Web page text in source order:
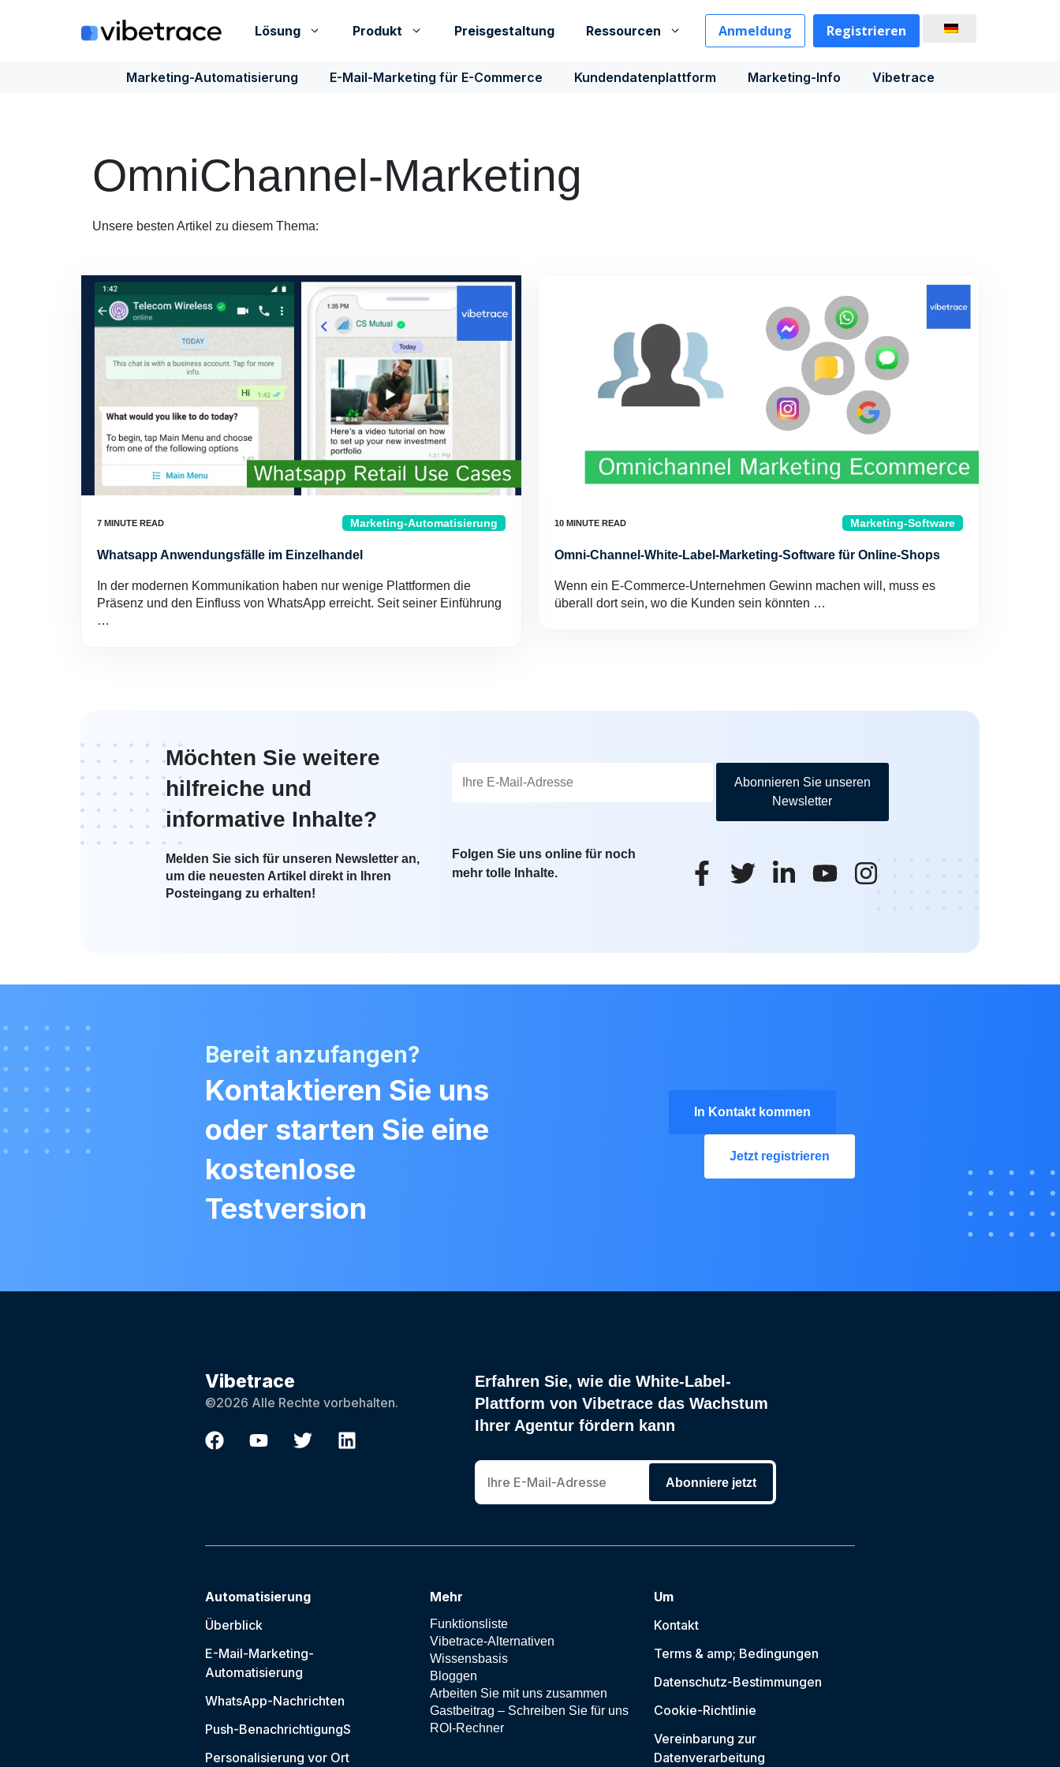
Lösung Produkt Preisgestaltung Ressourcen Anmeldung Registrieren
Marketing-Automatisierung E-Mail-Marketing für E-Commerce Kundendatenplattform Marketing-Info Vibetrace
OmniChannel-Marketing
Unsere besten Artikel zu diesem Thema:
Marketing-Automatisierung
Whatsapp Anwendungsfälle im Einzelhandel
In der modernen Kommunikation haben nur wenige Plattformen die
Präsenz und den Einfluss von WhatsApp erreicht. Seit seiner Einführung
…
Marketing-Software
Omni-Channel-White-Label-Marketing-Software für Online-Shops
Wenn ein E-Commerce-Unternehmen Gewinn machen will, muss es
überall dort sein, wo die Kunden sein könnten …
Möchten Sie weitere
hilfreiche und
informative Inhalte?
Melden Sie sich für unseren Newsletter an,
um die neuesten Artikel direkt in Ihren
Posteingang zu erhalten!
Abonnieren Sie unseren
Newsletter
Folgen Sie uns online für noch
mehr tolle Inhalte.
Bereit anzufangen?
Kontaktieren Sie uns
oder starten Sie eine
kostenlose
Testversion
In Kontakt kommen
Jetzt registrieren
Vibetrace
©2026 Alle Rechte vorbehalten.
Erfahren Sie, wie die White-Label-
Plattform von Vibetrace das Wachstum
Ihrer Agentur fördern kann
Abonniere jetzt
Automatisierung
Überblick
E-Mail-Marketing-
Automatisierung
WhatsApp-Nachrichten
Push-BenachrichtigungS
Personalisierung vor Ort
Mehr
Funktionsliste
Vibetrace-Alternativen
Wissensbasis
Bloggen
Arbeiten Sie mit uns zusammen
Gastbeitrag – Schreiben Sie für uns
ROI-Rechner
Um
Kontakt
Terms & amp; Bedingungen
Datenschutz-Bestimmungen
Cookie-Richtlinie
Vereinbarung zur
Datenverarbeitung